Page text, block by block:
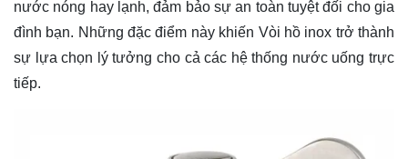
nước nóng hay lạnh, đảm bảo sự an toàn tuyệt đối cho gia
đình bạn. Những đặc điểm này khiến Vòi hồ inox trở thành
sự lựa chọn lý tưởng cho cả các hệ thống nước uống trực
tiếp.